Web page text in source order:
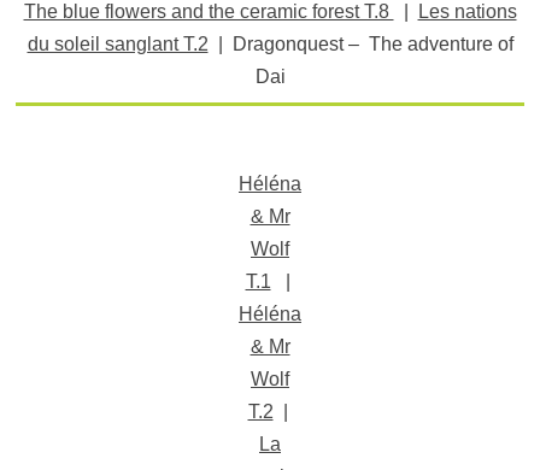
The blue flowers and the ceramic forest T.8
Les nations
du soleil sanglant T.2 | Dragonquest – The adventure of
Dai
Héléna
& Mr
Wolf
T.1
Héléna
& Mr
Wolf
T.2
La